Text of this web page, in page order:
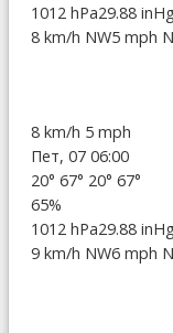
1012 hPa29.88 inHg
8 km/h NW5 mph
8 km/h 5 mph
Пет, 07 06:00
20° 67° 20° 67°
65%
1012 hPa29.88 inHg
9 km/h NW6 mph